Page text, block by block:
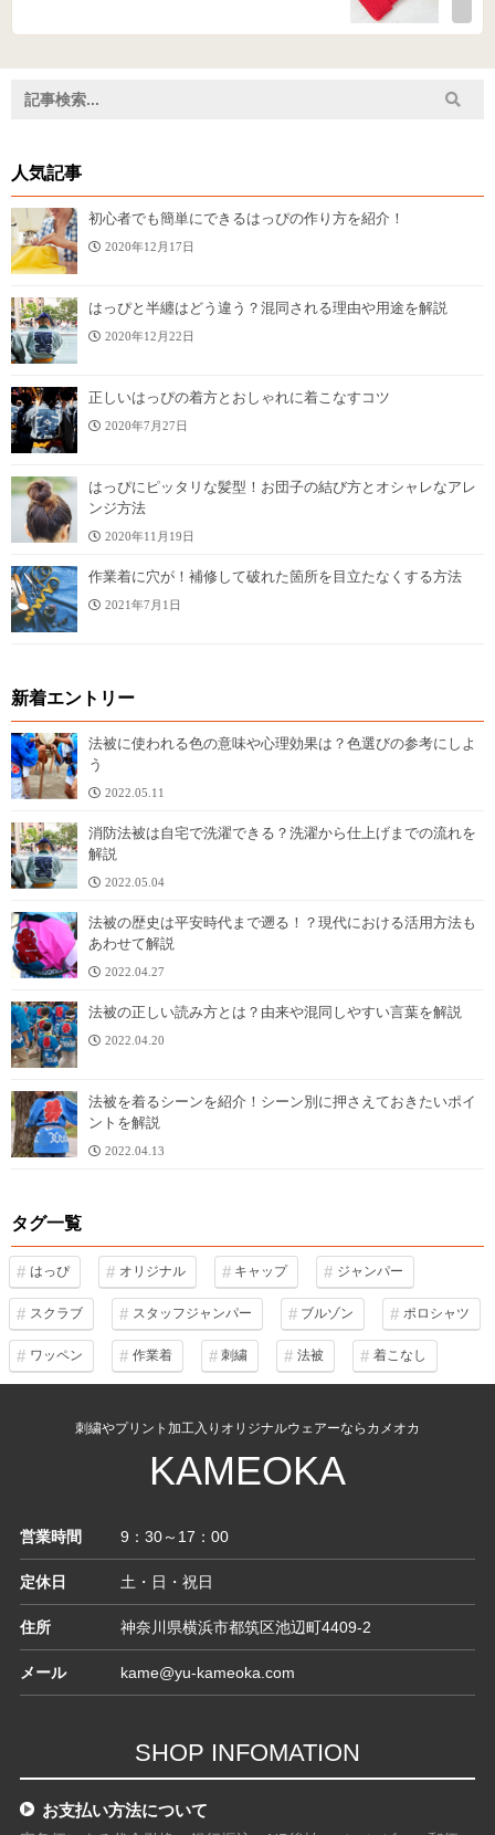
人気記事
初心者でも簡単にできるはっぴの作り方を紹介！
2020年12月17日
はっぴと半纏はどう違う？混同される理由や用途を解説
2020年12月22日
正しいはっぴの着方とおしゃれに着こなすコツ
2020年7月27日
はっぴにピッタリな髪型！お団子の結び方とオシャレなアレ
ンジ方法
2020年11月19日
作業着に穴が！補修して破れた箇所を目立たなくする方法
2021年7月1日
新着エントリー
法被に使われる色の意味や心理効果は？色選びの参考にしよ
う
2022.05.11
消防法被は自宅で洗濯できる？洗濯から仕上げまでの流れを
解説
2022.05.04
法被の歴史は平安時代まで遡る！？現代における活用方法も
あわせて解説
2022.04.27
法被の正しい読み方とは？由来や混同しやすい言葉を解説
2022.04.20
法被を着るシーンを紹介！シーン別に押さえておきたいポイ
ントを解説
2022.04.13
タグ一覧
はっぴ オリジナル キャップ ジャンパー
スクラブ スタッフジャンパー ブルゾン ポロシャツ
ワッペン 作業着 刺繍 法被 着こなし
刺繍やプリント加工入りオリジナルウェアーならカメオカ
KAMEOKA
営業時間 9：30～17：00
定休日 土・日・祝日
住所 神奈川県横浜市都筑区池辺町4409-2
メール kame@yu-kameoka.com
SHOP INFOMATION
お支払い方法について